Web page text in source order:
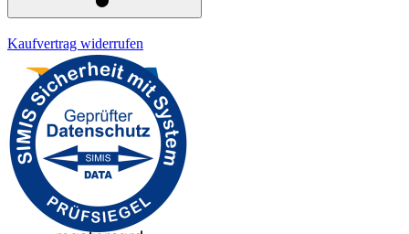
Kaufvertrag widerrufen